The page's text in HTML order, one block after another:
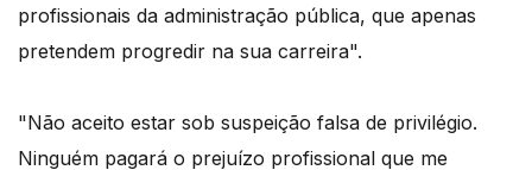
profissionais da administração pública, que apenas
pretendem progredir na sua carreira".
"Não aceito estar sob suspeição falsa de privilégio.
Ninguém pagará o prejuízo profissional que me